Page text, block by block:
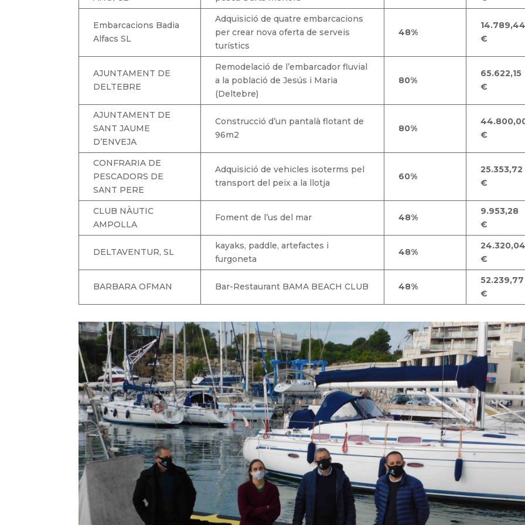
Embarcacions Badia
Alfacs SL
Adquisició de quatre embarcacions
per crear nova oferta de serveis
turístics
48%
14.789,44
€
AJUNTAMENT DE
DELTEBRE
Remodelació de l’embarcador fluvial
a la població de Jesús i Maria
(Deltebre)
80%
65.622,15
€
AJUNTAMENT DE
SANT JAUME
D’ENVEJA
Construcció d’un pantalà flotant de
96m2
80%
€
CONFRARIA DE
PESCADORS DE
SANT PERE
Adquisició de vehicles isoterms pel
transport del peix a la llotja
60%
25.353,72
€
CLUB NÀUTIC
AMPOLLA
Foment de l’us del mar 48%
9.953,28
€
DELTAVENTUR, SL
kayaks, paddle, artefactes i
furgoneta
48%
24.320,04
€
BARBARA OFMAN Bar-Restaurant BAMA BEACH CLUB 48%
52.239,77
€
https://www.facebook.com/Mar-de-lEbre-1840468732833244/?fref=ts
https://twitter.com/grupacciolocal